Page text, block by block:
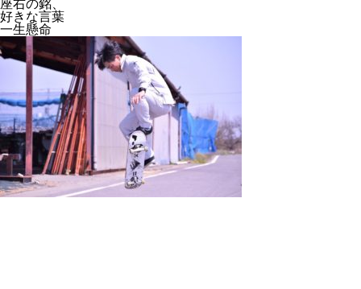
座右の銘、
好きな言葉
一生懸命